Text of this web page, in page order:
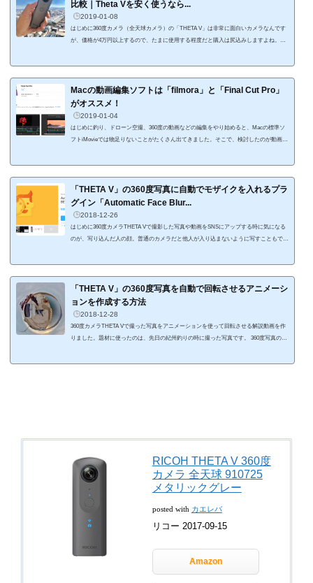
比較｜Theta Vを安く使うなら...
2019-01-08
はじめに360度カメラ（全天球カメラ）の「THETA V」は非常に面白いカメラなんです
が、価格が4万円以上するので、たまに使用する程度だと購入は尻込みしますよね。釣
スメショップを紹介します！レンタルショップ徹底比較レンタル日数、レンタル料金、
補償内容、延長料金、合わせて借り...
Macの動画編集ソフトは「filmora」と「Final Cut Pro」
がオススメ！
2019-01-04
はじめに釣り、ドローン空撮、360度の動画などの編集をやり始めると、Macの標準ソ
フトiMovieでは物足りないことがたくさん出てきました。そこで、検討したのが動画編
た、工程を1つのソフトで完了することができます。動画編集ソフトって色々あるけれ
ど、どれ使えばいいの？っていう人に...
「THETA V」の360度写真に自動でモザイクを入れるプラ
グイン「Automatic Face Blur...
2018-12-26
はじめに360度カメラTHETA Vで撮影した写真や動画をSNSにアップする時に気になる
のが、写り込んだ人の顔。普通のカメラだと他人が入り込まないように写すこともでき
うこともありますね。360度写真にモザイクをかけられるのか？って疑問に思いますよ
ね。THETA Vなら簡単にモザイクをかけ...
「THETA V」の360度写真を自動で回転させるアニメーシ
ョンを作成する方法
2018-12-28
360度カメラTHETA Vで撮った写真をアニメーションを使って回転させる解説動画を作
りました。題材に使ったのは、先日の紀州釣りの時に撮った写真です。 360度写真のア
RICOH THETA V 360度
カメラ 全天球 910725
メタリックグレー
posted with カエレバ
リコー 2017-09-15
Amazon